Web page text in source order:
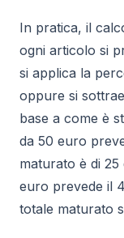
In pratica, il
ogni articolo si
si applica la
oppure si
base a come è
da 50 euro
maturato è di
euro prevede il
totale maturato